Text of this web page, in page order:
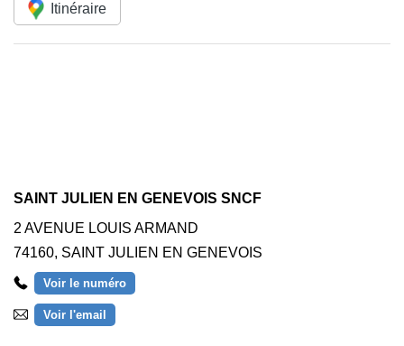
Itinéraire
SAINT JULIEN EN GENEVOIS SNCF
2 AVENUE LOUIS ARMAND
74160, SAINT JULIEN EN GENEVOIS
Voir le numéro
Voir l'email